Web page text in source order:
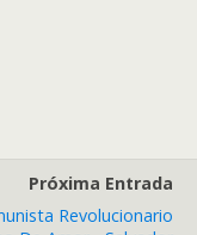
Próxima Entrada
Revolucionario